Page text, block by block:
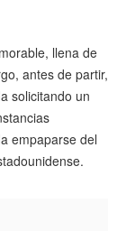
llena de
antes de partir,
solicitando un
empaparse del